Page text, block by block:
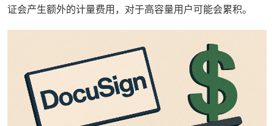
证会产生额外的计量费用，对于高容量用户可能会累积。